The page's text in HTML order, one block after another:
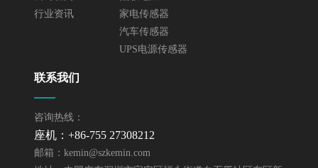
行业资讯
家电传感器
汽车传感器
UPS电源传感器
联系我们
咨询热线：
座机：+86-755 27308212
邮箱： kemin@szkemin.com